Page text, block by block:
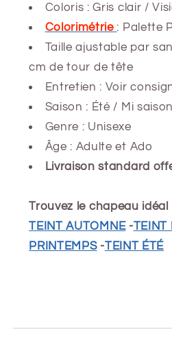
Coloris : Gris clair /
Colorimétrie : Palette
Taille ajustable par
cm de tour de tête
Entretien : Voir
Saison : Été / Mi
Genre : Unisexe
Âge : Adulte et Ado
Livraison standard
Trouvez le chapeau idéal
TEINT AUTOMNE-TEINT
PRINTEMPS-TEINT ÉTÉ